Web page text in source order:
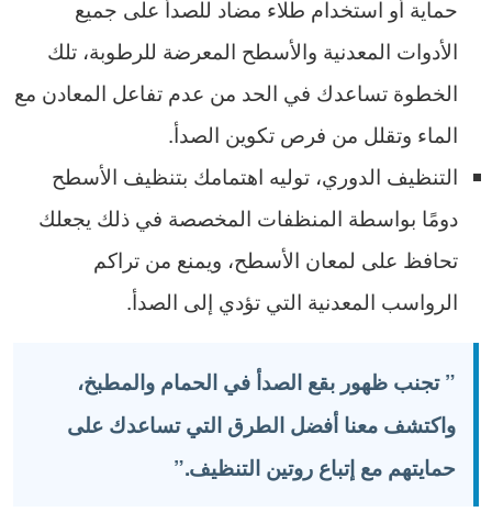
حماية أو استخدام طلاء مضاد للصدأ على جميع
الأدوات المعدنية والأسطح المعرضة للرطوبة، تلك
الخطوة تساعدك في الحد من عدم تفاعل المعادن مع
الماء وتقلل من فرص تكوين الصدأ.
التنظيف الدوري، توليه اهتمامك بتنظيف الأسطح
دومًا بواسطة المنظفات المخصصة في ذلك يجعلك
تحافظ على لمعان الأسطح، ويمنع من تراكم
الرواسب المعدنية التي تؤدي إلى الصدأ.
”تجنب ظهور بقع الصدأ في الحمام والمطبخ،
واكتشف معنا أفضل الطرق التي تساعدك على
حمايتهم مع إتباع روتين التنظيف.”